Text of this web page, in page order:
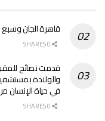
قاهرة الجان
قدمت نصائح
والولادة
في حياة الإنسان